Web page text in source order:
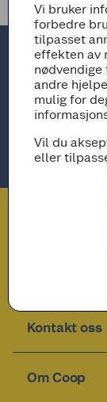
Bli medlem
Som medlem
kan spare
penger
Meld deg
Kontakt oss
Om Coop
Vi bruker
forbedre
tilpasset
effekten av
andre
mulig for
Vil du
eller